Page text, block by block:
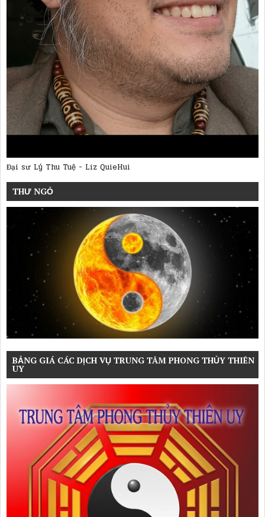
Đại sư Lý Thu Tuệ - Liz QuieHui
THƯ NGỎ
BẢNG GIÁ CÁC DỊCH VỤ TRUNG TÂM PHONG THỦY THIÊN
UY